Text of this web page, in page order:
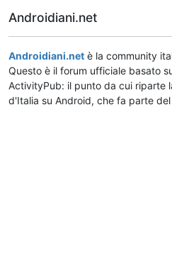
Androidiani.net
Androidiani.net è la community
Questo è il forum ufficiale basato
ActivityPub: il punto da cui riparte
d'Italia su Android, che fa parte del